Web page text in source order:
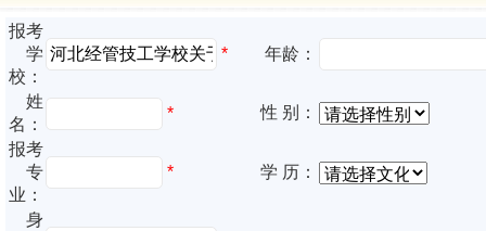
报考
学
校：
* 年龄：
姓
名：
*
性 别：
报考
专
业：
* 学 历：
身